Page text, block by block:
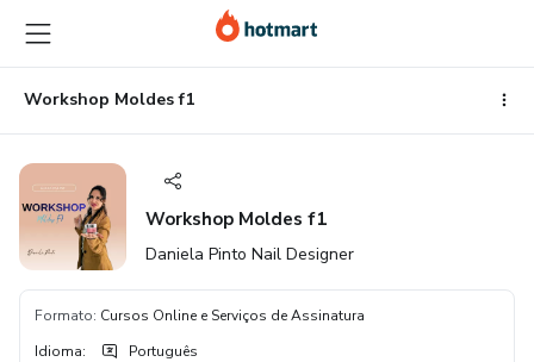
para
o
conteúdo
principal
para
o
pagamento
para
o
rodapé
Workshop Moldes f1
Workshop Moldes f1
Daniela Pinto Nail Designer
Formato: Cursos Online e Serviços de Assinatura
Idioma: Português